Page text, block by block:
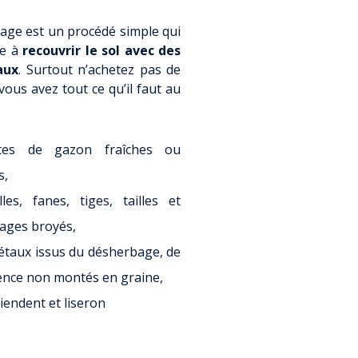
LOCATION DE
DE COLLECTE
JEUNESSE
ENFANCE
ESTIVALES DES
DÉVELOPPEMENT
ASIATIQUE
DE PROJETS
est un procédé simple qui
à recouvrir le sol avec des
. Surtout n’achetez pas de
avez tout ce qu’il faut au
de gazon fraîches ou
fanes, tiges, tailles et
broyés,
issus du désherbage, de
non montés en graine,
et liseron